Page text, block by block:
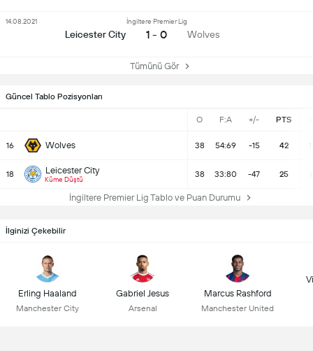
Güncel Tablo Pozisyonları
O F:A +/- PTS
16 Wolves 38 54:69 -15 42
18 Leicester City
Küme Düştü
38 33:80 -47 25
İngiltere Premier Lig Tablo ve Puan Durumu
Leicester City
İngiltere Premier Lig
1 - 0 Wolves
14.08.2021
Tümünü Gör
İlginizi Çekebilir
Erling Haaland
Manchester City
Gabriel Jesus
Arsenal
Marcus Rashford
Manchester United